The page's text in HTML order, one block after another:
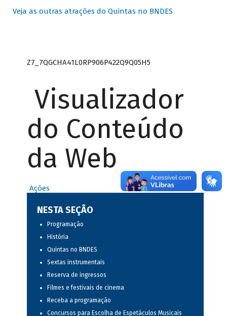
Veja as outras atrações do Quintas no BNDES
Z7_7QGCHA41L0RP906P422Q9Q05H5
Visualizador
do Conteúdo
da Web
Ações
NESTA SEÇÃO
Programação
História
Quintas no BNDES
Sextas instrumentais
Reserva de ingressos
Filmes e festivais de cinema
Receba a programação
Concursos para Escolha de Espetáculos Musicais